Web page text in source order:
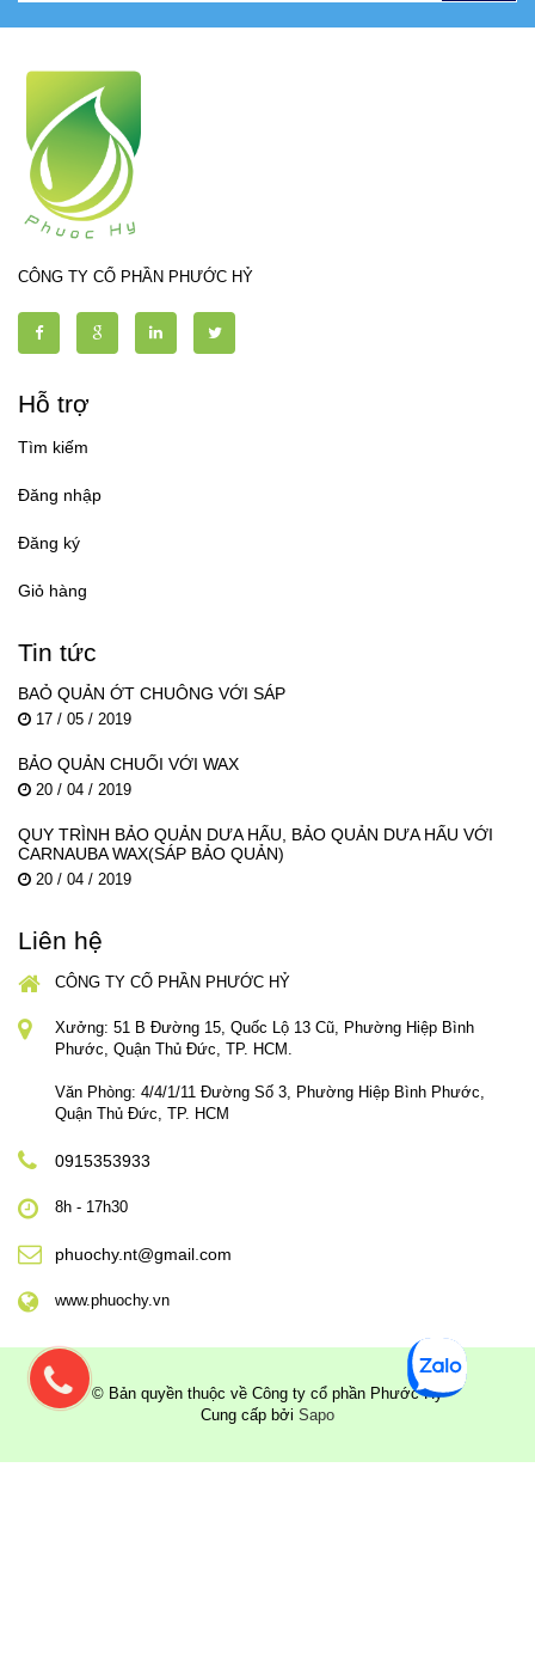
CÔNG TY CỔ PHẦN PHƯỚC HỶ
Hỗ trợ
Tìm kiếm
Đăng nhập
Đăng ký
Giỏ hàng
Tin tức
BAỎ QUẢN ỚT CHUÔNG VỚI SÁP
17 / 05 / 2019
BẢO QUẢN CHUỐI VỚI WAX
20 / 04 / 2019
QUY TRÌNH BẢO QUẢN DƯA HẤU, BẢO QUẢN DƯA HẤU VỚI
CARNAUBA WAX(SÁP BẢO QUẢN)
20 / 04 / 2019
Liên hệ
CÔNG TY CỔ PHẦN PHƯỚC HỶ
Xưởng: 51 B Đường 15, Quốc Lộ 13 Cũ, Phường Hiệp Bình
Phước, Quận Thủ Đức, TP. HCM.
Văn Phòng: 4/4/1/11 Đường Số 3, Phường Hiệp Bình Phước,
Quận Thủ Đức, TP. HCM
0915353933
8h - 17h30
phuochy.nt@gmail.com
www.phuochy.vn
© Bản quyền thuộc về Công ty cổ phần Phước Hỷ
Cung cấp bởi Sapo